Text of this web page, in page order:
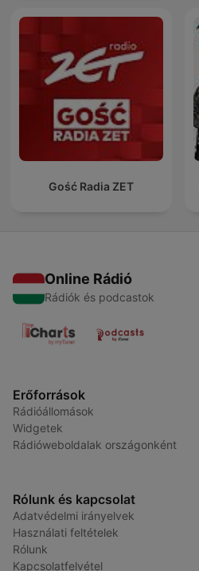
Gość Radia ZET
Online Rádió
Rádiók és podcastok
Erőforrások
Rádióállomások
Widgetek
Rádióweboldalak országonként
Rólunk és kapcsolat
Adatvédelmi irányelvek
Használati feltételek
Rólunk
Kapcsolatfelvétel